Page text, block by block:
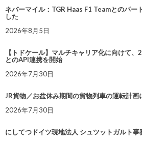
ネバーマイル：TGR Haas F1 Teamとのパー
した
2026年8月5日
【トドケール】マルチキャリア化に向けて
とのAPI連携を開始
2026年7月30日
JR貨物／お盆休み期間の貨物列車の運転計画
2026年7月30日
にしてつドイツ現地法人 シュツットガルト